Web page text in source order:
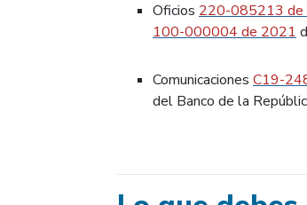
Oficios 220-085213
100-000004 de 2021
Comunicaciones C19-
del Banco de la